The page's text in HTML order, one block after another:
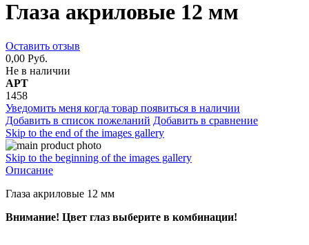
Глаза акриловые 12 мм
Оставить отзыв
0,00 Руб.
Не в наличии
АРТ
1458
Уведомить меня когда товар появиться в наличии
Добавить в список пожеланий Добавить в сравнение
Skip to the end of the images gallery
Skip to the beginning of the images gallery
Описание
Глаза акриловые 12 мм
Внимание! Цвет глаз выберите в комбинации!